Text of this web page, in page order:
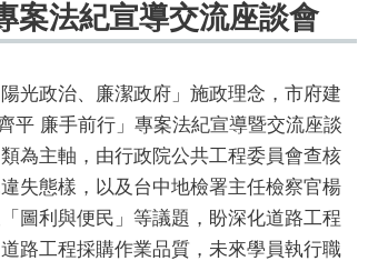
案法紀宣導交流座談會
光政治、廉潔政府」施政理念，市府建
平 廉手前行」專案法紀宣導暨交流座談
為主軸，由行政院公共工程委員會查核
失態樣，以及台中地檢署主任檢察官楊
圖利與便民」等議題，盼深化道路工程
路工程採購作業品質，未來學員執行職